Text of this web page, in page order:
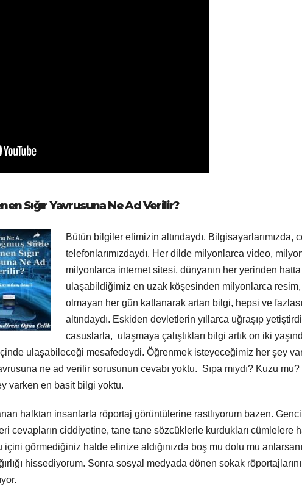
Sığır Yavrusuna Ne Ad Verilir?
Bütün bilgiler elimizin altındaydı. Bilgisayarlarımızda,
telefonlarımızdaydı. Her dilde milyonlarca video,
milyonlarca internet sitesi, dünyanın her yerinden
ulaşabildiğimiz en uzak köşesinden milyonlarca resim,
olmayan her gün katlanarak artan bilgi, hepsi ve
altındaydı. Eskiden devletlerin yıllarca uğraşıp
casuslarla, ulaşmaya çalıştıkları bilgi artık on iki
ulaşabileceği mesafedeydi. Öğrenmek isteyeceğimiz her şey
ne ad verilir sorusunun cevabı yoktu. Sıpa mıydı? Kuzu
varken en basit bilgi yoktu.
halktan insanlarla röportaj görüntülerine rastlıyorum bazen.
cevapların ciddiyetine, tane tane sözcüklerle kurdukları cümlelere
içini görmediğiniz halde elinize aldığınızda boş mu dolu mu
hissediyorum. Sonra sosyal medyada dönen sokak